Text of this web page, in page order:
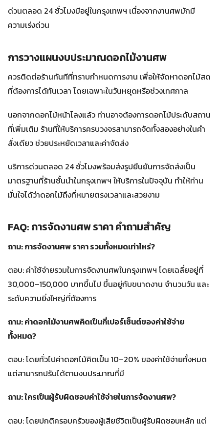
ด่วนตลอด 24 ชั่วโมงมีอยู่ในกรุงเทพฯ เนื่องจากงานศพมักมี
ความเร่งด่วน
การวางแผนงบประมาณดอกไม้งานศพ
ควรติดต่อร้านทันทีที่ทราบกำหนดการงาน เพื่อให้จัดหาดอกไม้สด
ที่ต้องการได้ทันเวลา โดยเฉพาะในวันหยุดหรือช่วงเทศกาล
นอกจากดอกไม้หน้าโลงแล้ว ท่านอาจต้องการดอกไม้ประดับสถาน
ที่เพิ่มเติม ร้านที่ให้บริการครบวงจรสามารถจัดทั้งสองอย่างในคำ
สั่งเดียว ช่วยประหยัดเวลาและค่าจัดส่ง
บริการด่วนตลอด 24 ชั่วโมงพร้อมส่งรูปยืนยันการจัดส่งเป็น
มาตรฐานที่ร้านชั้นนำในกรุงเทพฯ ให้บริการในปัจจุบัน ทำให้ท่าน
มั่นใจได้ว่าดอกไม้ถึงที่หมายตรงเวลาและสวยงาม
FAQ: การจัดงานศพ ราคา คำถามสำคัญ
ถาม: การจัดงานศพ ราคา รวมทั้งหมดเท่าไหร่?
ตอบ: ค่าใช้จ่ายรวมในการจัดงานศพในกรุงเทพฯ โดยเฉลี่ยอยู่ที่
30,000–150,000 บาทขึ้นไป ขึ้นอยู่กับขนาดงาน จำนวนวัน และ
ระดับความยิ่งใหญ่ที่ต้องการ
ถาม: ค่าดอกไม้งานศพคิดเป็นกี่เปอร์เซ็นต์ของค่าใช้จ่าย
ทั้งหมด?
ตอบ: โดยทั่วไปค่าดอกไม้คิดเป็น 10–20% ของค่าใช้จ่ายทั้งหมด
แต่สามารถปรับได้ตามงบประมาณที่มี
ถาม: ใครเป็นผู้รับผิดชอบค่าใช้จ่ายในการจัดงานศพ?
ตอบ: โดยปกติครอบครัวของผู้เสียชีวิตเป็นผู้รับผิดชอบหลัก แต่